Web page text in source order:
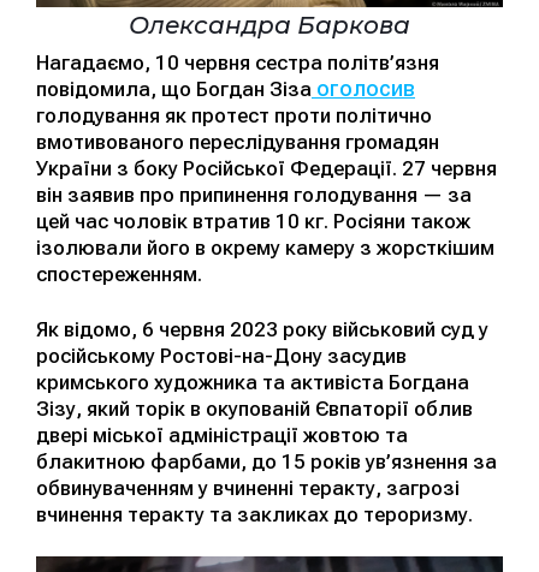
Олександра Баркова
Нагадаємо, 10 червня сестра політв’язня
повідомила, що Богдан Зіза оголосив
голодування як протест проти політично
вмотивованого переслідування громадян
України з боку Російської Федерації. 27 червня
він заявив про припинення голодування — за
цей час чоловік втратив 10 кг. Росіяни також
ізолювали його в окрему камеру з жорсткішим
спостереженням.
Як відомо, 6 червня 2023 року військовий суд у
російському Ростові-на-Дону засудив
кримського художника та активіста Богдана
Зізу, який торік в окупованій Євпаторії облив
двері міської адміністрації жовтою та
блакитною фарбами, до 15 років ув’язнення за
обвинуваченням у вчиненні теракту, загрозі
вчинення теракту та закликах до тероризму.